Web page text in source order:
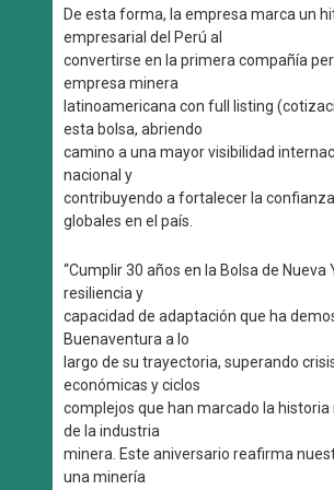
De esta forma, la empresa marca un
empresarial del Perú al
convertirse en la primera compañía
empresa minera
latinoamericana con full listing
esta bolsa, abriendo
camino a una mayor visibilidad
nacional y
contribuyendo a fortalecer la
globales en el país.
“Cumplir 30 años en la Bolsa de Nueva
resiliencia y
capacidad de adaptación que ha
Buenaventura a lo
largo de su trayectoria, superando
económicas y ciclos
complejos que han marcado la historia
de la industria
minera. Este aniversario reafirma
una minería